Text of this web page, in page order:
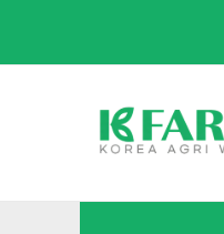
content